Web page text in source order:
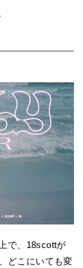
で、18scottが
どこにいても変